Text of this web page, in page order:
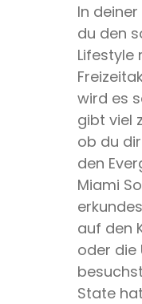
In
du den
Lifestyle
wird es
gibt viel
ob du
den
Miami
auf den
oder die
State